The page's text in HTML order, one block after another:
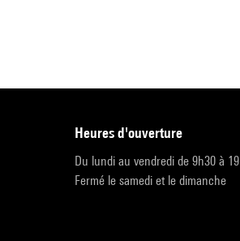
heures d'ouverture
Du lundi au vendredi de 9h30 à
Fermé le samedi et le dimanche